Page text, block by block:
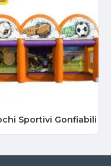
Sportivi Gonfiabili